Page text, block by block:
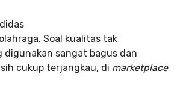
Soal kualitas tak
digunakan sangat bagus dan
cukup terjangkau, di marketplace